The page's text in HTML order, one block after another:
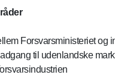
Forsvarsministeriet og
til udenlandske